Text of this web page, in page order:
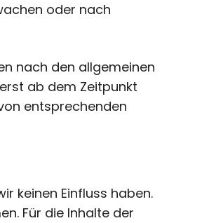
oder nach
nach den allgemeinen
ab dem Zeitpunkt
entsprechenden
keinen Einfluss haben.
Für die Inhalte der